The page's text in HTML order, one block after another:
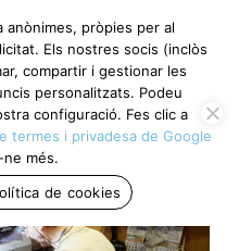
anònimes, pròpies per al
Els nostres socis (inclòs
compartir i gestionar les
personalitzats. Podeu
configuració. Fes clic a
termes i privadesa de Google
ne més.
de cookies